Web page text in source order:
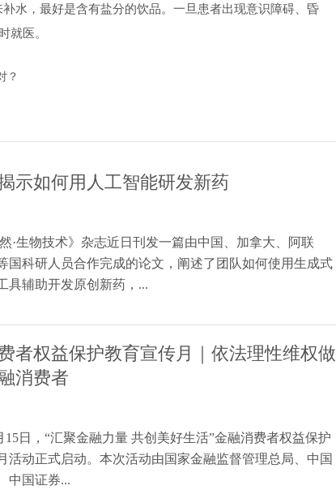
水，最好是含有盐分的饮品。一旦患者出现意识障碍、昏
就医。
？
示如何用人工智能研发新药
·生物技术》杂志近日刊发一篇由中国、加拿大、阿联
国科研人员合作完成的论文，阐述了团队如何使用生成式
具辅助开发原创新药，...
者权益保护教育宣传月｜依法理性维权做
消费者
15日，“汇聚金融力量 共创美好生活”金融消费者权益保护
活动正式启动。本次活动由国家金融监督管理总局、中国
中国证券...